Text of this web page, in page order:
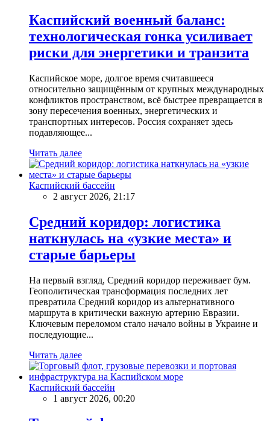
Каспийский военный баланс:
технологическая гонка усиливает
риски для энергетики и транзита
Каспийское море, долгое время считавшееся
относительно защищённым от крупных международных
конфликтов пространством, всё быстрее превращается в
зону пересечения военных, энергетических и
транспортных интересов. Россия сохраняет здесь
подавляющее...
Читать далее
Каспийский бассейн
2 август 2026, 21:17
Средний коридор: логистика
наткнулась на «узкие места» и
старые барьеры
На первый взгляд, Средний коридор переживает бум.
Геополитическая трансформация последних лет
превратила Средний коридор из альтернативного
маршрута в критически важную артерию Евразии.
Ключевым переломом стало начало войны в Украине и
последующие...
Читать далее
Каспийский бассейн
1 август 2026, 00:20